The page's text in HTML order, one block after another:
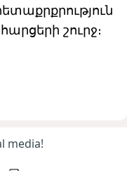
շուրջ։
media!